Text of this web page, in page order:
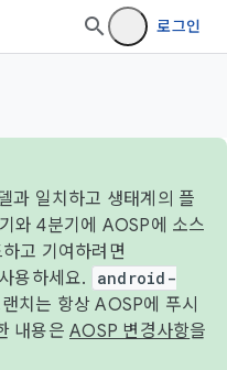
로그인
과 일치하고 생태계의 플
와 4분기에 AOSP에 소스
고 기여하려면
용하세요.
android-
치는 항상 AOSP에 푸시
내용은 AOSP 변경사항을